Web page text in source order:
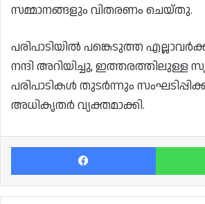
സമ്മാനങ്ങളും വിതരണം ചെയ്തു.
പരിപാടിയിൽ പങ്കെടുത്ത
നന്ദി അറിയിച്ചു, ഇത്തരത്തിലുള്ള
പരിപാടികൾ തുടർന്നും
അധികൃതർ വ്യക്തമാക്കി.
Facebook